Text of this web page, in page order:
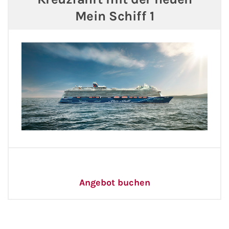
Hapag-Lloyd Cruises
Hurtigruten
Norwegian Cruise Line
PLANTOURS Kreuzfahrten
Mein Schiff 1
Angebot buchen